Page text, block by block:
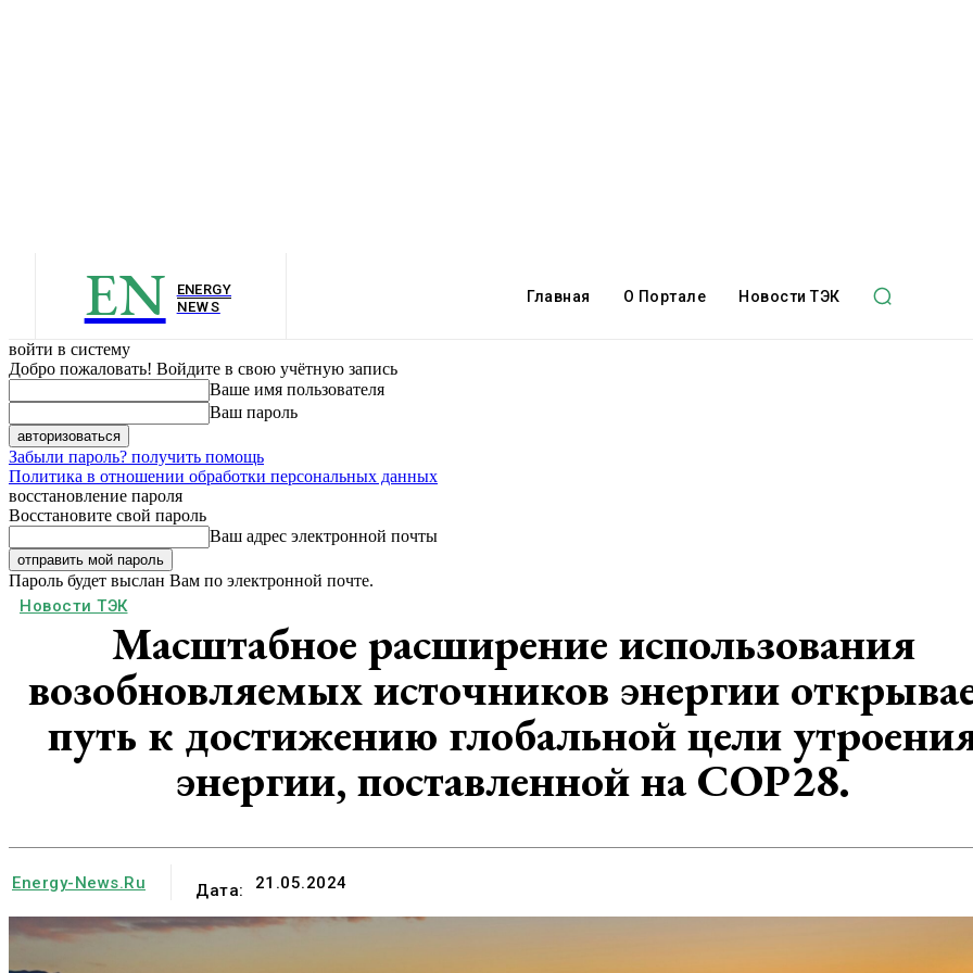
EN
ENERGY
NEWS
Главная О Портале Новости ТЭК
войти в систему
Добро пожаловать! Войдите в свою учётную запись
Ваше имя пользователя
Ваш пароль
Забыли пароль? получить помощь
Политика в отношении обработки персональных данных
восстановление пароля
Восстановите свой пароль
Ваш адрес электронной почты
Пароль будет выслан Вам по электронной почте.
Новости ТЭК
Масштабное расширение использования
возобновляемых источников энергии
путь к достижению глобальной цели
энергии, поставленной на COP28.
Energy-News.ru Дата: 21.05.2024